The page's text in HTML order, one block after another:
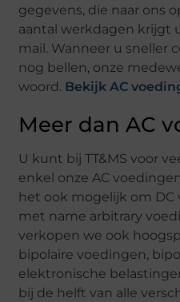
gegevens, die naar ons
aantal werkdagen krijgt
mail. Wanneer u sneller
nog bellen, onze
woord. Bekijk AC
Meer dan AC
U kunt bij TT&MS voor
enkel onze AC
het ook mogelijk om
met name arbitrary
verkopen we ook
bipolaire voedingen,
elektronische
bij de helft van alle